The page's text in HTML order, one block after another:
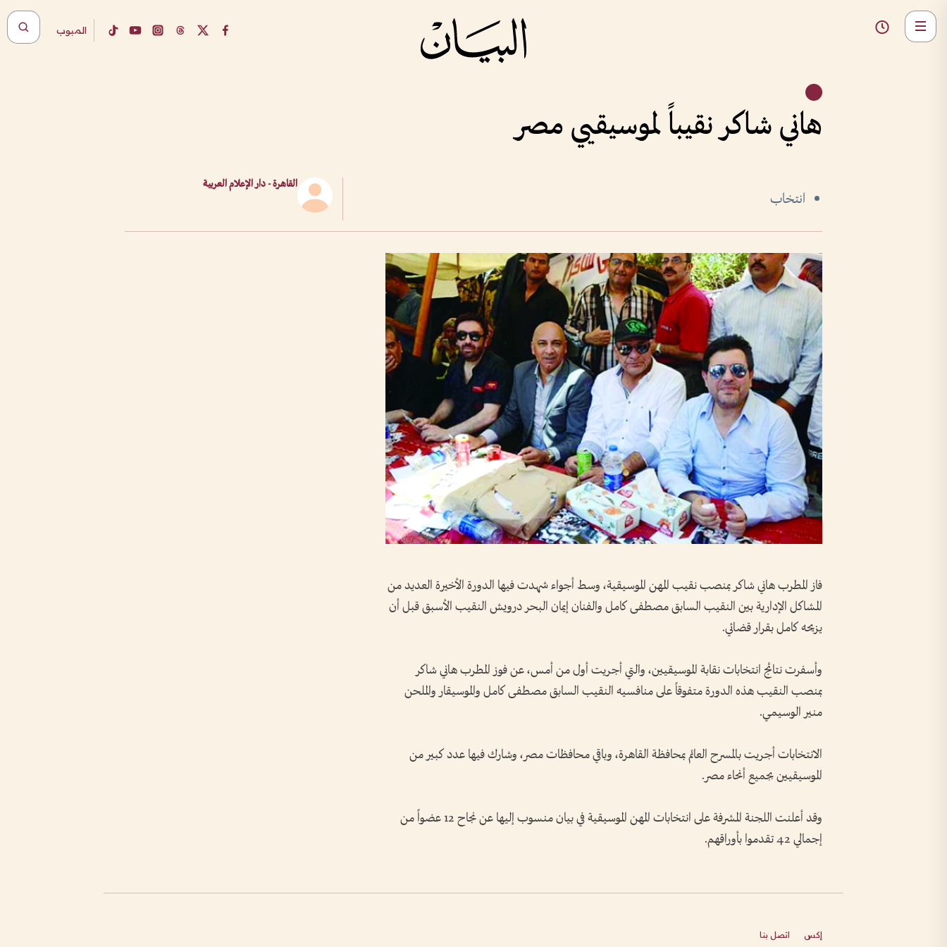
المبوب
هاني شاكر نقيباً لموسيقيي مصر
انتخاب
القاهرة - دار الإعلام العربية
فاز المطرب هاني شاكر بمنصب نقيب المهن الموسيقية، وسط أجواء شهدت فيها الدورة الأخيرة العديد من
المشاكل الإدارية بين النقيب السابق مصطفى كامل والفنان إيمان البحر درويش النقيب الأسبق قبل أن
يزيحه كامل بقرار قضائي.
وأسفرت نتائج انتخابات نقابة الموسيقيين، والتي أجريت أول من أمس، عن فوز المطرب هاني شاكر
بمنصب النقيب هذه الدورة متفوقاً على منافسيه النقيب السابق مصطفى كامل والموسيقار والملحن
منير الوسيمي.
الانتخابات أجريت بالمسرح العائم بمحافظة القاهرة، وباقي محافظات مصر، وشارك فيها عدد كبير من
الموسيقيين بجميع أنحاء مصر.
وقد أعلنت اللجنة المشرفة على انتخابات المهن الموسيقية في بيان منسوب إليها عن نجاح 12 عضواً من
إجمالي 42 تقدموا بأوراقهم.
إكس اتصل بنا